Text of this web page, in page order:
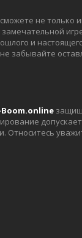
не только
и
забывайте
Boom.online
Относитесь